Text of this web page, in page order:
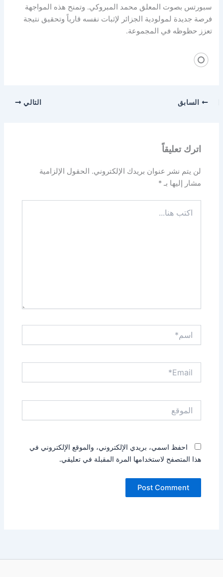
سبورتس بصوت المعلق محمد المبروكي. وتمنح هذه المواجهة
فرصة جديدة لمولودية الجزائر لإثبات نفسه قارياً وتحقيق نتيجة
تعزز حظوظه في المجموعة.
السابق التالي
اترك تعليقاً
لن يتم نشر عنوان بريدك الإلكتروني. الحقول الإلزامية
مشار إليها بـ*
هنا...
احفظ اسمي، بريدي الإلكتروني، والموقع الإلكتروني في
هذا المتصفح لاستخدامها المرة المقبلة في تعليقي.